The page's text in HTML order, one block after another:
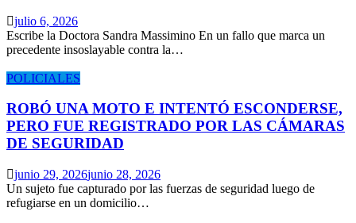
julio 6, 2026
Escribe la Doctora Sandra Massimino En un fallo que marca un
precedente insoslayable contra la…
POLICIALES
ROBÓ UNA MOTO E INTENTÓ ESCONDERSE,
PERO FUE REGISTRADO POR LAS CÁMARAS
DE SEGURIDAD
junio 29, 2026junio 28, 2026
Un sujeto fue capturado por las fuerzas de seguridad luego de
refugiarse en un domicilio…